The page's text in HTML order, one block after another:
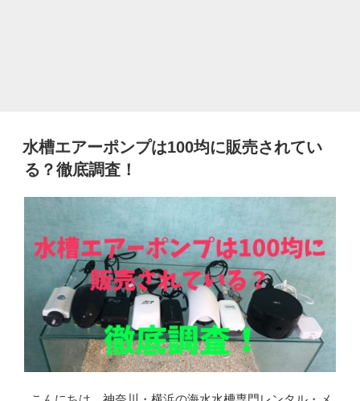
水槽エアーポンプは100均に販売されてい
る？徹底調査！